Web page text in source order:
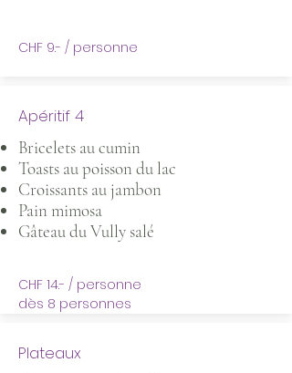
CHF 9.- / personne
Apéritif 4
Bricelets au cumin
Toasts au poisson du lac
Croissants au jambon
Pain mimosa
Gâteau du Vully salé
CHF 14.- / personne
dès 8 personnes
Plateaux